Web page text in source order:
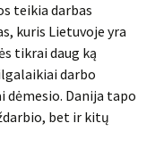
teikia darbas
kuris Lietuvoje yra
tikrai daug ką
darbo
dėmesio. Danija tapo
bet ir kitų